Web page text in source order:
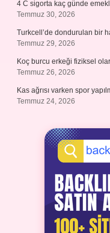
4 C sigorta kaç günde
Temmuz 30, 2026
Turkcell’de dondurulan bir
Temmuz 29, 2026
Koç burcu erkeği fiziksel
Temmuz 26, 2026
Kas ağrısı varken spor
Temmuz 24, 2026